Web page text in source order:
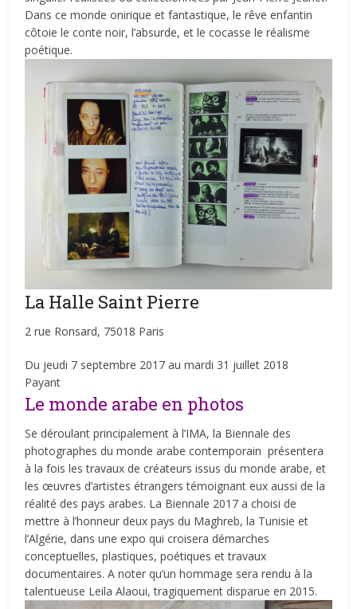
Dans ce monde onirique et fantastique, le rêve enfantin
côtoie le conte noir, l’absurde, et le cocasse le réalisme
poétique.
La Halle Saint Pierre
2 rue Ronsard, 75018 Paris
Du jeudi 7 septembre 2017 au mardi 31 juillet 2018
Payant
Le monde arabe en photos
Se déroulant principalement à l’IMA, la Biennale des
photographes du monde arabe contemporain présentera
à la fois les travaux de créateurs issus du monde arabe, et
les œuvres d’artistes étrangers témoignant eux aussi de la
réalité des pays arabes. La Biennale 2017 a choisi de
mettre à l’honneur deux pays du Maghreb, la Tunisie et
l’Algérie, dans une expo qui croisera démarches
conceptuelles, plastiques, poétiques et travaux
documentaires. A noter qu’un hommage sera rendu à la
talentueuse Leila Alaoui, tragiquement disparue en 2015.